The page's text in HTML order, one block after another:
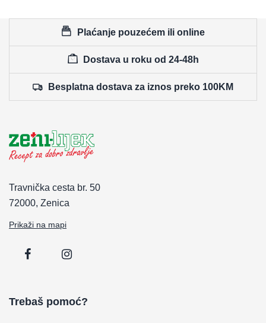
Plaćanje pouzećem ili online
Dostava u roku od 24-48h
Besplatna dostava za iznos preko 100KM
Travnička cesta br. 50
72000, Zenica
Prikaži na mapi
Trebaš pomoć?